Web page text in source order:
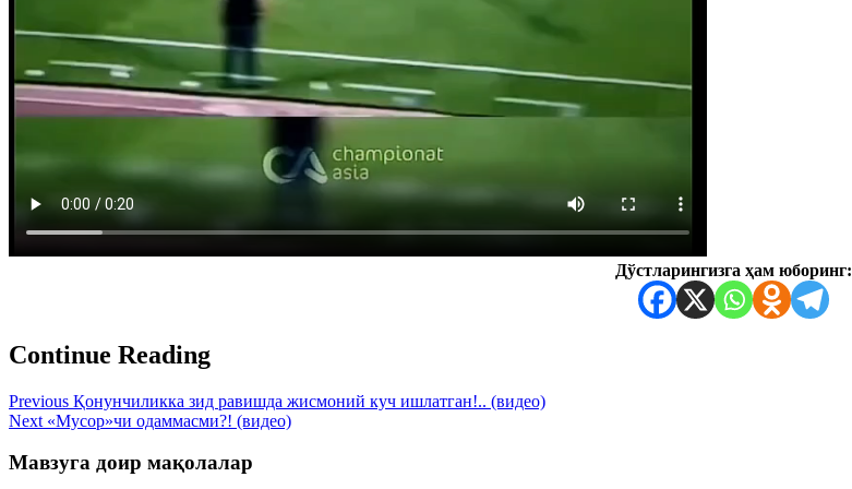
Дўстларингизга ҳам юборинг:
Continue Reading
Previous Қонунчиликка зид равишда жисмоний куч ишлатган!.. (видео)
Next «Мусор»чи одаммасми?! (видео)
Мавзуга доир мақолалар